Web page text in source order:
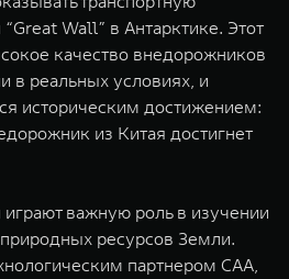
Wall” в Антарктике. Этот
качество внедорожников
в реальных условиях, и
историческим достижением:
из Китая достигнет
важную роль в изучении
ресурсов Земли.
партнером CAA,